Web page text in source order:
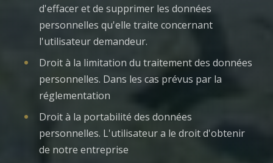
d'effacer et de supprimer les données
personnelles qu'elle traite concernant
l'utilisateur demandeur.
Droit à la limitation du traitement des données
personnelles. Dans les cas prévus par la
réglementation
Droit à la portabilité des données
personnelles. L'utilisateur a le droit d'obtenir
de notre entreprise